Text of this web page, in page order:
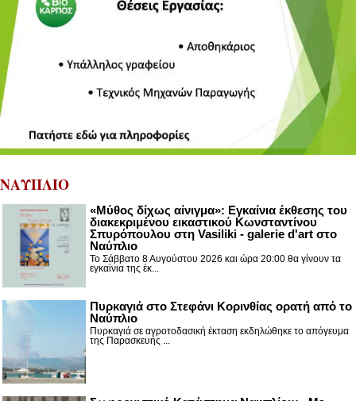
ΝΑΥΠΛΙΟ
«Μύθος δίχως αίνιγμα»: Εγκαίνια έκθεσης του
διακεκριμένου εικαστικού Κωνσταντίνου
Σπυρόπουλου στη Vasiliki - galerie d'art στο
Ναύπλιο
Το Σάββατο 8 Αυγούστου 2026 και ώρα 20:00 θα γίνουν τα
εγκαίνια της έκ...
Πυρκαγιά στο Στεφάνι Κορινθίας ορατή από το
Ναύπλιο
Πυρκαγιά σε αγροτοδασική έκταση εκδηλώθηκε το απόγευμα
της Παρασκευής ...